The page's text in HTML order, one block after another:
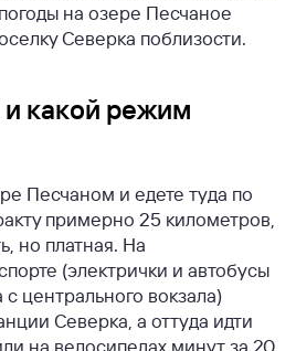
на озере Песчаное
Северка поблизости.
и какой режим
Песчаном и едете туда по
примерно 25 километров,
но платная. На
(электрички и автобусы
центрального вокзала)
Северка, а оттуда идти
на велосипедах минут за 20.